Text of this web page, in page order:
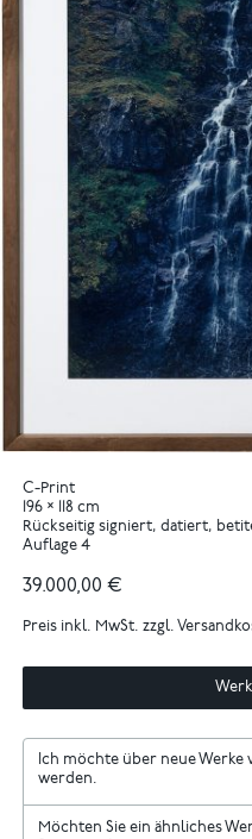
C-Print
196 × 118 cm
Rückseitig signiert, datiert,
Auflage 4
39.000,00 €
Preis inkl. MwSt. zzgl.
Ich möchte über neue
werden.
Möchten Sie ein ähnliches